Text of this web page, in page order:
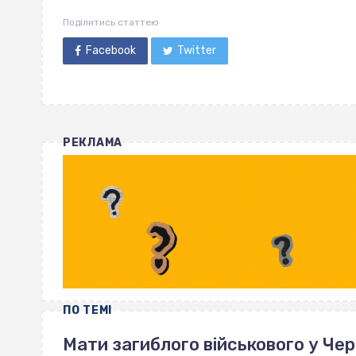
Поділитись статтею
Facebook Twitter
РЕКЛАМА
ПО ТЕМІ
Мати загиблого військового у